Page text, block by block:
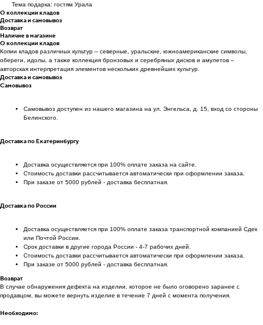
Тема подарка: гостям Урала
О коллекции кладов
Доставка и самовывоз
Возврат
Наличие в магазине
О коллекции кладов
Копии кладов различных культур – северные, уральские, южноамериканские символы,
обереги, идолы, а также коллекция бронзовых и серебряных дисков и амулетов –
авторская интерпретация элементов нескольких древнейших культур.
Доставка и самовывоз
Самовывоз
Самовывоз доступен из нашего магазина на ул. Энгельса, д. 15, вход со стороны
Белинского.
Доставка по Екатеринбургу
Доставка осуществляется при 100% оплате заказа на сайте.
Стоимость доставки рассчитывается автоматически при оформлении заказа.
При заказе от 5000 рублей - доставка бесплатная.
Доставка по России
Доставка осуществляется при 100% оплате заказа транспортной компанией Сдек
или Почтой России.
Срок доставки в другие города России - 4-7 рабочих дней.
Стоимость доставки рассчитывается автоматически при оформлении заказа.
При заказе от 5000 рублей - доставка бесплатная.
Возврат
В случае обнаружения дефекта на изделии, которое не было оговорено заранее с
продавцом, вы можете вернуть изделие в течение 7 дней с момента получения.
Необходимо: